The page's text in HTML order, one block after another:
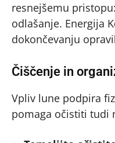
resnejšemu
odlašanje. Energija
dokončevanju
Čiščenje in
Vpliv lune podpira
pomaga očistiti tudi